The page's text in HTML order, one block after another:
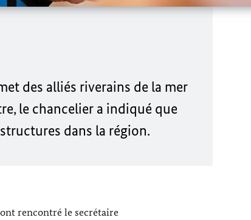
des alliés riverains de la mer
le chancelier a indiqué que
dans la région.
rencontré le secrétaire